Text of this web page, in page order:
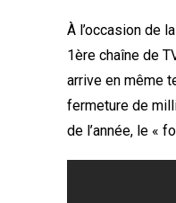
À l’occasion de
1ère chaîne de
arrive en même
fermeture de
de l’année, le «